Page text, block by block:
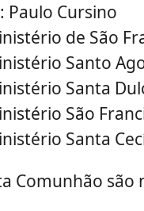
Paulo Cursino
de São
Santo
Santa
São
Santa
Comunhão são